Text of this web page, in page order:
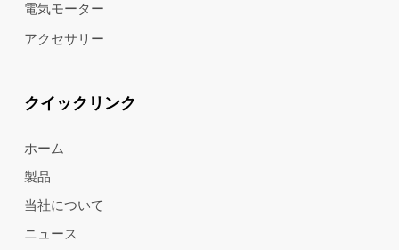
電気モーター
アクセサリー
クイックリンク
ホーム
製品
当社について
ニュース